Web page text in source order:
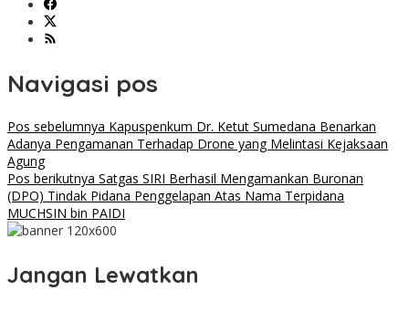
Navigasi pos
Pos sebelumnya Kapuspenkum Dr. Ketut Sumedana Benarkan
Adanya Pengamanan Terhadap Drone yang Melintasi Kejaksaan
Agung
Pos berikutnya Satgas SIRI Berhasil Mengamankan Buronan
(DPO) Tindak Pidana Penggelapan Atas Nama Terpidana
MUCHSIN bin PAIDI
Jangan Lewatkan